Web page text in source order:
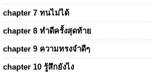
chapter 7 ทนไม่ได้
chapter 8 ทำดีครั้งสุดท้าย
chapter 9 ความทรงจำดีๆ
chapter 10 รู้สึกยังไง